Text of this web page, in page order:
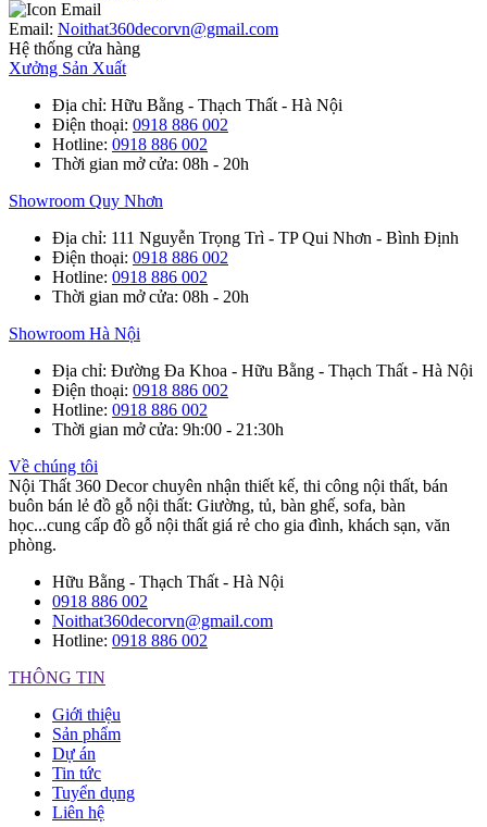
Email: Noithat360decorvn@gmail.com
Hệ thống cửa hàng
Xưởng Sản Xuất
Địa chỉ: Hữu Bằng - Thạch Thất - Hà Nội
Điện thoại: 0918 886 002
Hotline: 0918 886 002
Thời gian mở cửa: 08h - 20h
Showroom Quy Nhơn
Địa chỉ: 111 Nguyễn Trọng Trì - TP Qui Nhơn - Bình Định
Điện thoại: 0918 886 002
Hotline: 0918 886 002
Thời gian mở cửa: 08h - 20h
Showroom Hà Nội
Địa chỉ: Đường Đa Khoa - Hữu Bằng - Thạch Thất - Hà Nội
Điện thoại: 0918 886 002
Hotline: 0918 886 002
Thời gian mở cửa: 9h:00 - 21:30h
Về chúng tôi
Nội Thất 360 Decor chuyên nhận thiết kế, thi công nội thất, bán
buôn bán lẻ đồ gỗ nội thất: Giường, tủ, bàn ghế, sofa, bàn
học...cung cấp đồ gỗ nội thất giá rẻ cho gia đình, khách sạn, văn
phòng.
Hữu Bằng - Thạch Thất - Hà Nội
0918 886 002
Noithat360decorvn@gmail.com
Hotline: 0918 886 002
THÔNG TIN
Giới thiệu
Sản phẩm
Dự án
Tin tức
Tuyển dụng
Liên hệ